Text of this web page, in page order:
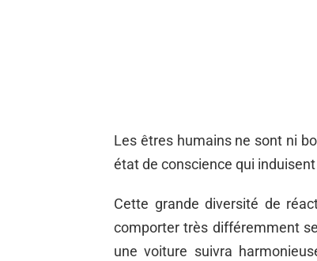
Les êtres humains ne sont ni
état de conscience qui
Cette grande diversité de
comporter très différemment
une voiture suivra